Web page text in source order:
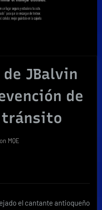
JBalvin
de
tránsito
MQE
el cantante antioqueño